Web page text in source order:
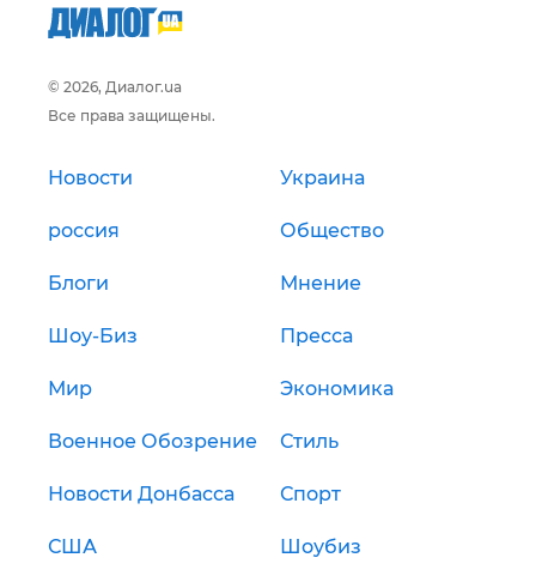
© 2026, Диалог.ua
Все права защищены.
Новости Украина
россия Общество
Блоги Мнение
Шоу-Биз Пресса
Мир Экономика
Военное Обозрение Стиль
Новости Донбасса Спорт
США Шоубиз